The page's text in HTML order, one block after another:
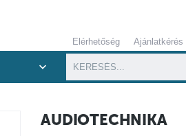
Elérhetőség Ajánlatkérés
AUDIOTECHNIKA